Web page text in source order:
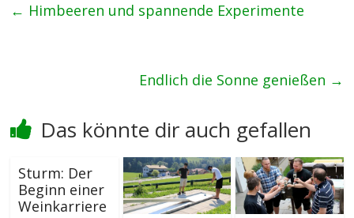
← Himbeeren und spannende Experimente
Endlich die Sonne genießen →
Das könnte dir auch gefallen
Sturm: Der
Beginn einer
Weinkarriere